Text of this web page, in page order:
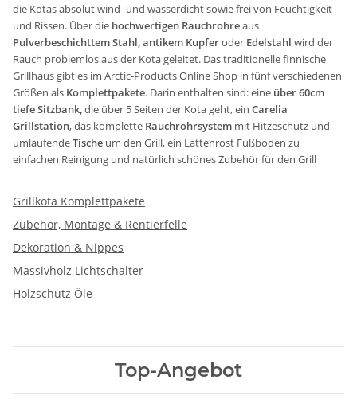
die Kotas absolut wind- und wasserdicht sowie frei von Feuchtigkeit
und Rissen. Über die hochwertigen Rauchrohreaus
Pulverbeschichttem Stahl, antikem Kupferoder Edelstahl wird der
Rauch problemlos aus der Kota geleitet. Das traditionelle finnische
Grillhaus gibt es im Arctic-Products Online Shop in fünf verschiedenen
Größen als Komplettpakete. Darin enthalten sind: eine über 60cm
tiefe Sitzbank,die über 5 Seiten der Kota geht, ein Carelia
Grillstation, das komplette Rauchrohrsystem mit Hitzeschutz und
umlaufendeTische um den Grill, ein Lattenrost Fußboden zu
einfachen Reinigung und natürlich schönes Zubehör für den Grill
Grillkota Komplettpakete
Zubehör, Montage & Rentierfelle
Dekoration & Nippes
Massivholz Lichtschalter
Holzschutz Öle
Top-Angebot